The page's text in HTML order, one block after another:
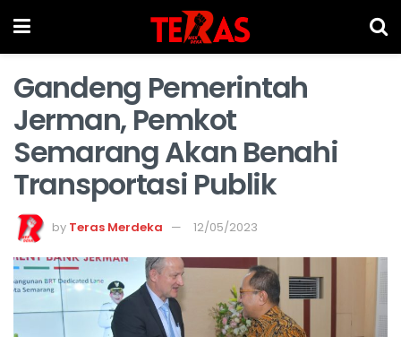
Gandeng Pemerintah
Jerman, Pemkot
Semarang Akan Benahi
Transportasi Publik
by Teras Merdeka 12/05/2023